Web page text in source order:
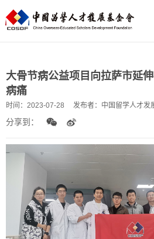
大骨节病公益项目向拉萨市延
病痛
时间： 2023-07-28 发布者： 中国留学人才发
分享到：